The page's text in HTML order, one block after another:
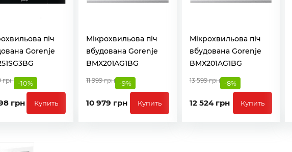
піч
Gorenje
грн -10%
грн Купить
Мікрохвильова піч
вбудована Gorenje
BMX201AG1BG
11 999 грн -9%
10 979 грн Купить
Мікрохвильова піч
вбудована Gorenje
BMX201AG1BG
13 599 грн -8%
12 524 грн Купить